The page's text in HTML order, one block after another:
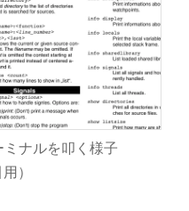
ナルを叩く様子
）